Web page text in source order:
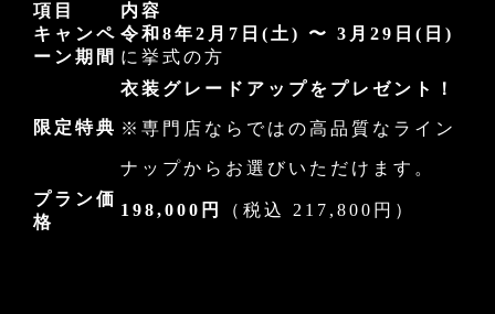
項目
内容
キャンペ
ーン期間
令和8年2月7日(土) 〜 3月29日(日)
に挙式の方
限定特典
衣装グレードアップをプレゼント！
※専門店ならではの高品質なライン
ナップからお選びいただけます。
プラン価
格
198,000円 （税込 217,800円）